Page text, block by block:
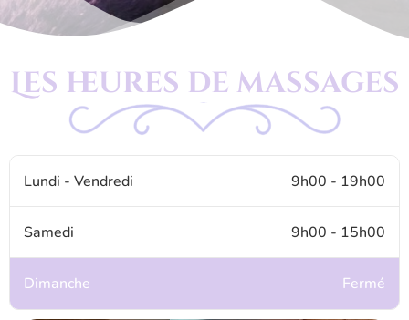
Les heures de massages
Lundi - Vendredi 9h00 - 19h00
Samedi 9h00 - 15h00
Dimanche Fermé